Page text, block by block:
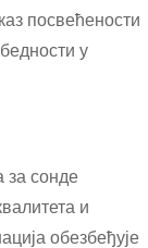
посвећености
у
за сонде
и
обезбеђује